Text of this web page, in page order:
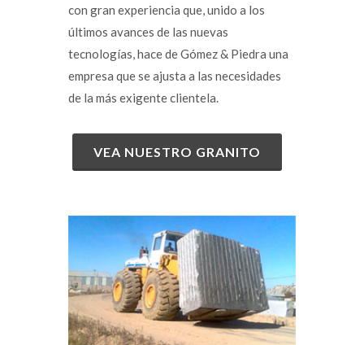
con gran experiencia que, unido a los
últimos avances de las nuevas
tecnologías, hace de Gómez & Piedra una
empresa que se ajusta a las necesidades
de la más exigente clientela.
VEA NUESTRO GRANITO